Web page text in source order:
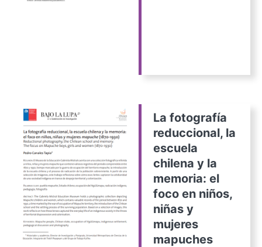
La fotografía
reduccional, la
escuela
chilena y la
memoria: el
foco en niños,
niñas y
mujeres
mapuches